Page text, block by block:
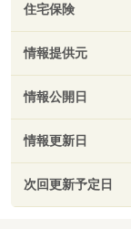
住宅保険
情報提供元
情報公開日
情報更新日
次回更新予定日